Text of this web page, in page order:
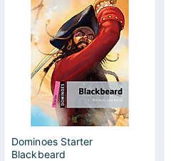
Dominoes Starter
Blackbeard